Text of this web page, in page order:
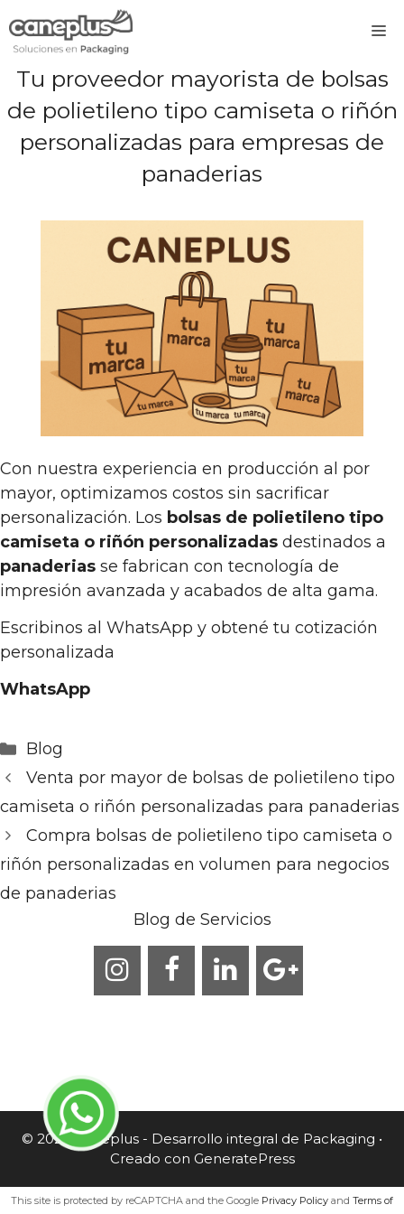
al
Tu proveedor mayorista de bolsas
de polietileno tipo camiseta o riñón
personalizadas para empresas de
panaderias
Con nuestra experiencia en producción al por
mayor, optimizamos costos sin sacrificar
personalización. Los bolsas de polietileno tipo
camiseta o riñón personalizadas destinados a
panaderias se fabrican con tecnología de
impresión avanzada y acabados de alta gama.
Escribinos al WhatsApp y obtené tu cotización
personalizada
WhatsApp
Categorías
Blog
Venta por mayor de bolsas de polietileno tipo
camiseta o riñón personalizadas para panaderias
Compra bolsas de polietileno tipo camiseta o
riñón personalizadas en volumen para negocios
de panaderias
Blog de Servicios
© 2026 Caneplus - Desarrollo integral de Packaging •
Creado con GeneratePress
This site is protected by reCAPTCHA and the Google Privacy Policy and Terms of